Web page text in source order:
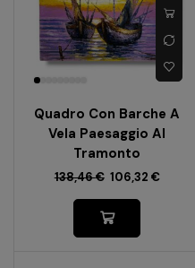
Quadro Con Barche A
Vela Paesaggio Al
Tramonto
138,46€ 106,32 €